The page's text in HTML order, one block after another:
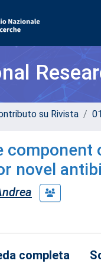
su Rivista
novel
completa